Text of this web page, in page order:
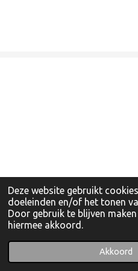
Deze website gebruikt
doeleinden en/of het tonen
Door gebruik te blijven
hiermee akkoord.
Akkoord